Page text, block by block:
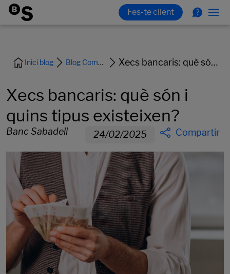
Inici blog Blog Comptes i Targetes Xecs bancaris: què són i quins tipus existeixen?
Xecs bancaris: què són i
quins tipus existeixen?
Banc Sabadell 24/02/2025 Compartir